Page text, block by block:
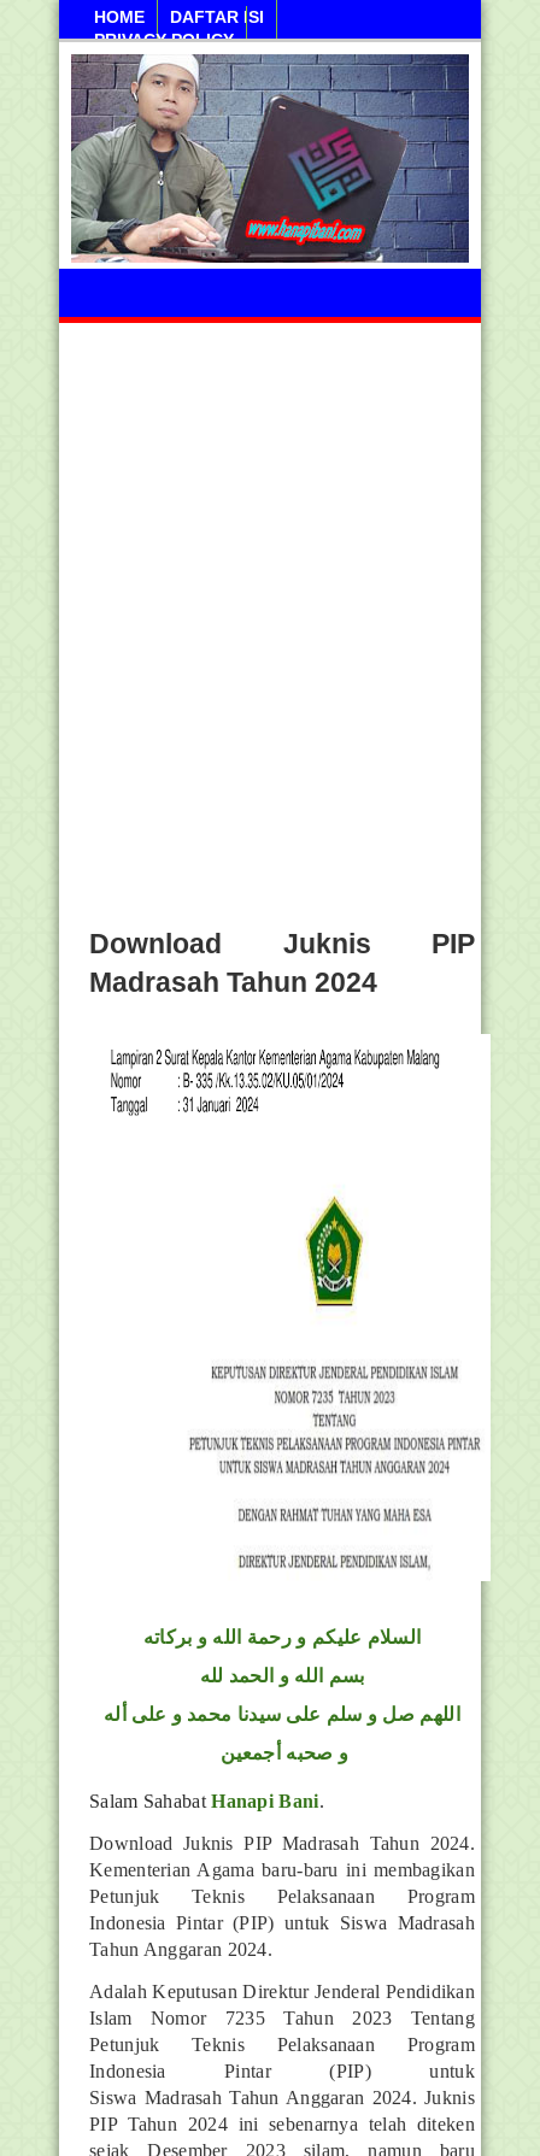
HOME
DAFTAR ISI
PRIVACY POLICY
Kamis, 06 Agustus 2026
Download Juknis PIP
Madrasah Tahun 2024
السلام عليكم و رحمة الله و بركاته
بسم الله و الحمد لله
اللهم صل و سلم على سيدنا محمد و على أله
و صحبه أجمعين
Salam SahabatHanapi Bani.
Download Juknis PIP Madrasah Tahun 2024.
Kementerian Agama baru-baru ini membagikan
Petunjuk Teknis Pelaksanaan Program
Indonesia Pintar (PIP) untuk Siswa Madrasah
Tahun Anggaran 2024.
Adalah Keputusan Direktur Jenderal Pendidikan
Islam Nomor 7235 Tahun 2023 Tentang
Petunjuk Teknis Pelaksanaan Program
Indonesia Pintar (PIP) untuk
Siswa Madrasah Tahun Anggaran 2024. Juknis
PIP Tahun 2024 ini sebenarnya telah diteken
sejak Desember 2023 silam, namun baru